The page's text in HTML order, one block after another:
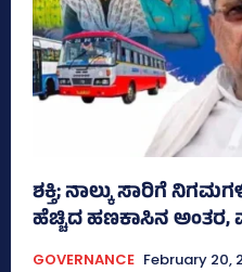
ಶಕ್ತಿ; ನಾಲ್ಕು ಸಾರಿಗೆ
ಹೆಚ್ಚಿದ ಹಣಕಾಸಿನ
GOVERNANCE February 20,